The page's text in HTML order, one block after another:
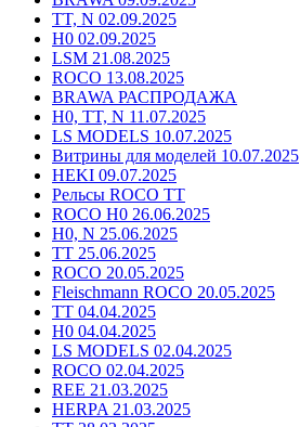
TT, N 02.09.2025
H0 02.09.2025
LSM 21.08.2025
ROCO 13.08.2025
BRAWA РАСПРОДАЖА
H0, TT, N 11.07.2025
LS MODELS 10.07.2025
Витрины для моделей 10.07.2025
HEKI 09.07.2025
Рельсы ROCO TT
ROCO H0 26.06.2025
H0, N 25.06.2025
TT 25.06.2025
ROCO 20.05.2025
Fleischmann ROCO 20.05.2025
TT 04.04.2025
H0 04.04.2025
LS MODELS 02.04.2025
ROCO 02.04.2025
REE 21.03.2025
HERPA 21.03.2025